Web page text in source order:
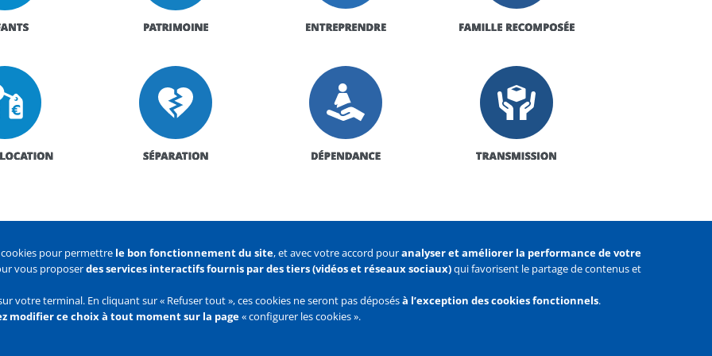
Flux
pour permettre le bon fonctionnement du site, et avec votre accord pouranalyser et améliorer la performance de votre
vous proposerdes services interactifs fournis par des tiers (vidéos et réseaux sociaux)qui favorisent le partage de contenus et
votre terminal. En cliquant sur « Refuser tout », ces cookies ne seront pas déposésà l’exception des cookies fonctionnels.
modifier ce choix à tout moment sur la page« configurer les cookies ».